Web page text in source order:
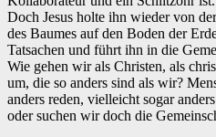
Doch Jesus holte ihn wieder von
des Baumes auf den Boden der
Tatsachen und führt ihn in die
Wie gehen wir als Christen, als
um, die so anders sind als wir?
anders reden, vielleicht sogar
oder suchen wir doch die